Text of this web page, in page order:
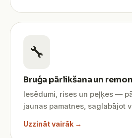
🔧
Bruģa pārlikšana un
Iesēdumi, rises un peļķes —
jaunas pamatnes, saglabājot
Uzzināt vairāk →